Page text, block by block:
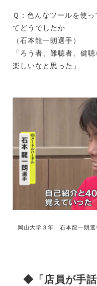
Ｑ：色んなツールを使
てどうでしたか
（石本龍一朗選手）
「ろう者、難聴者、健
楽しいなと思った」
岡山大学３年 石本龍一朗選
◆「店員が手話